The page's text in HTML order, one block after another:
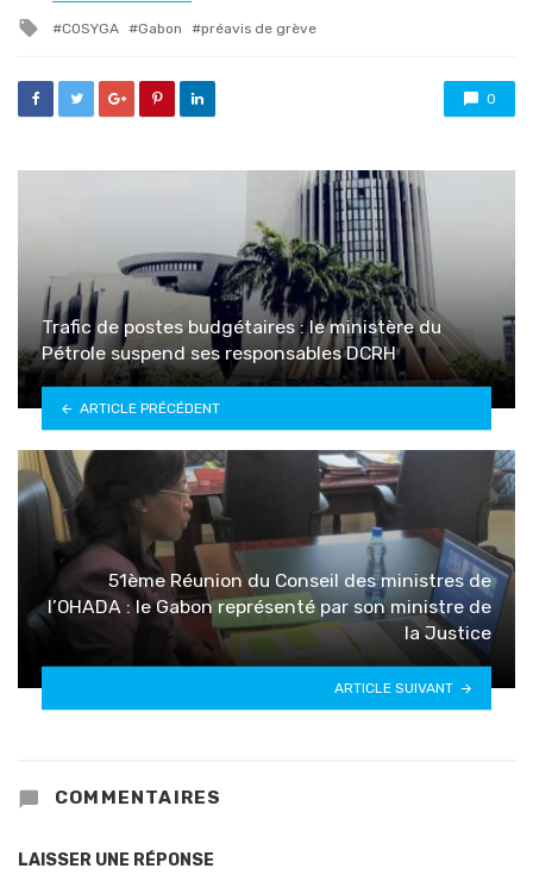
in
Tagged
COSYGA Gabon préavis de grève
0
Trafic de postes budgétaires : le ministère du
Pétrole suspend ses responsables DCRH
ARTICLE PRÉCÉDENT
51ème Réunion du Conseil des ministres de
l’OHADA : le Gabon représenté par son ministre de
la Justice
ARTICLE SUIVANT
COMMENTAIRES
LAISSER UNE RÉPONSE